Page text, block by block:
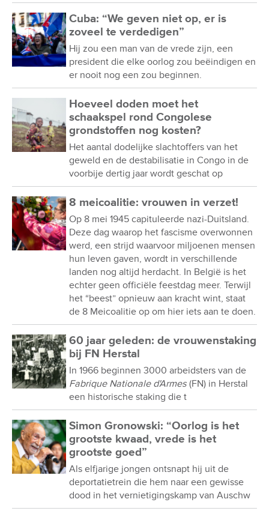
Cuba: “We geven niet op, er is
zoveel te verdedigen”
Hij zou een man van de vrede zijn, een
president die elke oorlog zou beëindigen en
er nooit nog een zou beginnen.
Hoeveel doden moet het
schaakspel rond Congolese
grondstoffen nog kosten?
Het aantal dodelijke slachtoffers van het
geweld en de destabilisatie in Congo in de
voorbije dertig jaar wordt geschat op
8 meicoalitie: vrouwen in verzet!
Op 8 mei 1945 capituleerde nazi-Duitsland.
Deze dag waarop het fascisme overwonnen
werd, een strijd waarvoor miljoenen mensen
hun leven gaven, wordt in verschillende
landen nog altijd herdacht. In België is het
echter geen officiële feestdag meer. Terwijl
het “beest” opnieuw aan kracht wint, staat
de 8 Meicoalitie op om hier iets aan te doen.
60 jaar geleden: de vrouwenstaking
bij FN Herstal
In 1966 beginnen 3000 arbeidsters van de
Fabrique Nationale d'Armes (FN) in Herstal
een historische staking die t
Simon Gronowski: “Oorlog is het
grootste kwaad, vrede is het
grootste goed”
Als elfjarige jongen ontsnapt hij uit de
deportatietrein die hem naar een gewisse
dood in het vernietigingskamp van Auschw